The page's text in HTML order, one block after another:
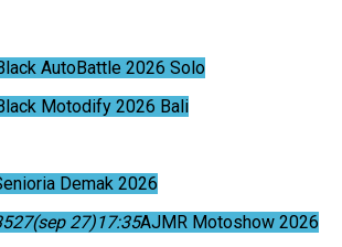
AutoBattle 2026 Solo
Motodify 2026 Bali
Demak 2026
27(sep 27)17:35AJMR Motoshow 2026